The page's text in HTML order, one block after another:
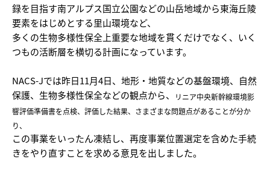
録を目指す南アルプス国立公園などの山岳地域から東海丘陵
要素をはじめとする里山環境など、
多くの生物多様性保全上重要な地域を貫くだけでなく、いく
つもの活断層を横切る計画になっています。
NACS-Jでは昨日11月4日、地形・地質などの基盤環境、自然
保護、生物多様性保全などの観点から、
リニア中央新幹線環境影
響評価準備書を点検、評価した結果、さまざまな問題点があることが分か
り、
この事業をいったん凍結し、再度事業位置選定を含めた手続
きをやり直すことを求める意見を出しました。